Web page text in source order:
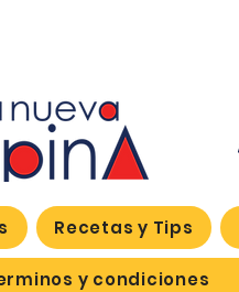
Recetas y Tips
y condiciones